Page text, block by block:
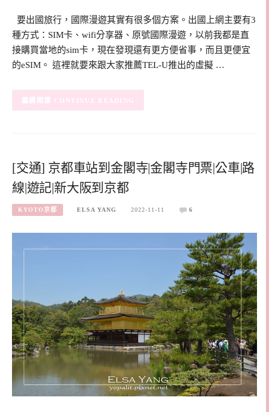
要出國旅行，國際漫遊其實有很多個方案。出國上網主要有3
種方式：SIM卡、wifi分享器、原號國際漫遊，以前我都是直
接購買當地的sim卡，現在發現還有更方便省事，而且更便宜
的eSIM。 這裡就要來跟大家推薦TEL-U推出的虛擬 …
CONTINUE READING
[交通] 京都車站到金閣寺|金閣寺門票|公車|路
線|遊記|新大阪到京都
KYOTO京都 ELSA YANG 2022-11-11 6